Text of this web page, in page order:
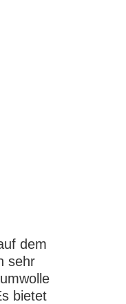
dem
sehr
bietet